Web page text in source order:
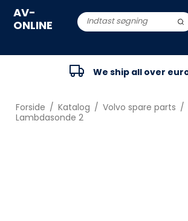
AV-
ONLINE
We ship all over
Forside / Katalog / Volvo spare parts /
Lambdasonde 2